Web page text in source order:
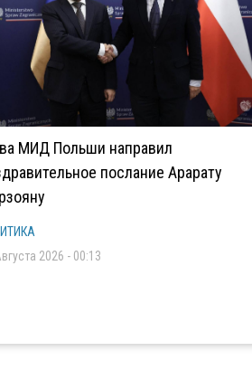
МИД Польши направил
послание Арарату
2026 - 00:13